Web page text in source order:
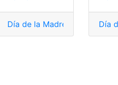
Poema Poemas, poemas
Día de la Madre poema para
Día